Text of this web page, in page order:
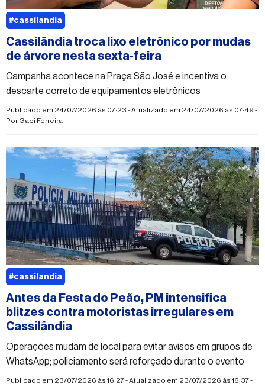
Cassilândia troca lixo eletrônico por mudas
de árvore nesta sexta-feira
Campanha acontece na Praça São José e incentiva o
descarte correto de equipamentos eletrônicos
Publicado em 24/07/2026 às 07:23 - Atualizado em 24/07/2026 às 07:49 -
PorGabi Ferreira
#cassilandia
Antes da Festa do Peão, PM intensifica
blitzes contra motoristas irregulares em
Cassilândia
Operações mudam de local para evitar avisos em grupos de
WhatsApp; policiamento será reforçado durante o evento
Publicado em 23/07/2026 às 16:27 - Atualizado em 23/07/2026 às 16:37 -
#cassilandia